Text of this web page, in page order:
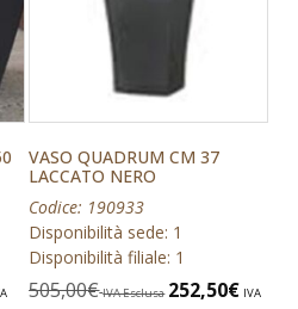
VASO QUADRUM CM 37
LACCATO NERO
Codice: 190933
Disponibilità sede: 1
Disponibilità filiale: 1
505,00€ IVA Esclusa 252,50€ IVA